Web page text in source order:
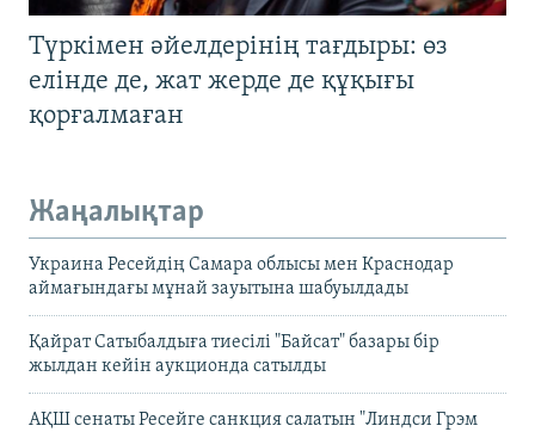
Түркімен әйелдерінің тағдыры: өз
елінде де, жат жерде де құқығы
қорғалмаған
Жаңалықтар
Украина Ресейдің Самара облысы мен Краснодар
аймағындағы мұнай зауытына шабуылдады
Қайрат Сатыбалдыға тиесілі "Байсат" базары бір
жылдан кейін аукционда сатылды
АҚШ сенаты Ресейге санкция салатын "Линдси Грэм